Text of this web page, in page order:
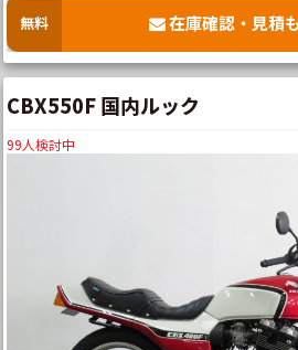
無料 在庫確認・見積
CBX550F 国内ルック
99人検討中